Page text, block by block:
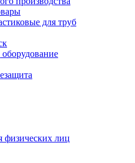
для труб
физических лиц